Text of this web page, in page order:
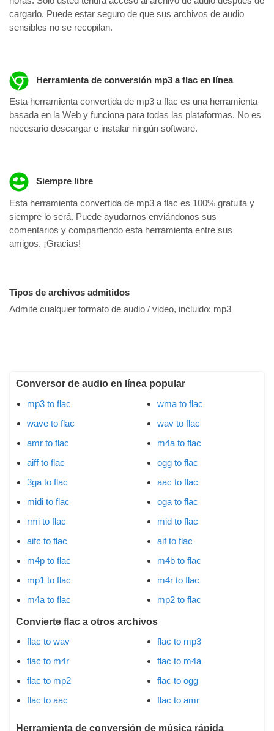
cargarlo. Puede estar seguro de que sus archivos de audio
sensibles no se recopilan.
Herramienta de conversión mp3 a flac en línea
Esta herramienta convertida de mp3 a flac es una herramienta
basada en la Web y funciona para todas las plataformas. No es
necesario descargar e instalar ningún software.
Siempre libre
Esta herramienta convertida de mp3 a flac es 100% gratuita y
siempre lo será. Puede ayudarnos enviándonos sus
comentarios y compartiendo esta herramienta entre sus
amigos. ¡Gracias!
Tipos de archivos admitidos
Admite cualquier formato de audio / video, incluido: mp3
Conversor de audio en línea popular
mp3 to flac
wave to flac
amr to flac
aiff to flac
3ga to flac
midi to flac
rmi to flac
aifc to flac
m4p to flac
mp1 to flac
m4a to flac
wma to flac
wav to flac
m4a to flac
ogg to flac
aac to flac
oga to flac
mid to flac
aif to flac
m4b to flac
m4r to flac
mp2 to flac
Convierte flac a otros archivos
flac to wav
flac to m4r
flac to mp2
flac to aac
flac to mp3
flac to m4a
flac to ogg
flac to amr
Herramienta de conversión de música rápida